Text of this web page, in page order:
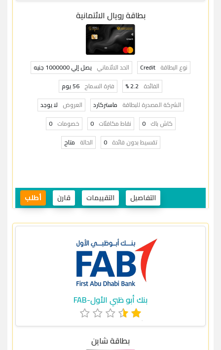
بطاقة رويال الائتمانية
نوع البطاقة Credit الحد الائتماني يصل إلي 1000000 جنيه
الفائدة 2.2 % فترة السماح 56 يوم
الشركة المصدرة للبطاقة ماستركارد العروض لا يوجد
كاش باك 0 نقاط مكافئات 0 خصومات 0
تقسيط بدون فائدة 0 الحالة متاح
التفاصيل التقييمات قارن أطلب
بنك أبو ظبي الأول-FAB
بطاقة شاين